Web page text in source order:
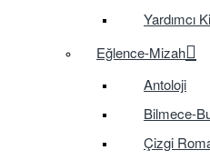
Yardımcı
Eğlence-Mizah
Antoloji
Bilmece-
Çizgi